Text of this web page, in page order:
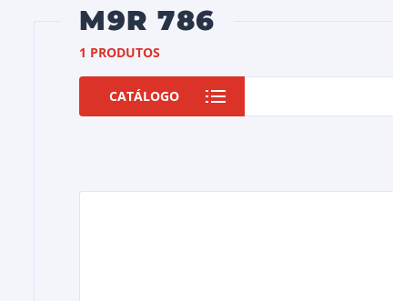
M9R 786
1 PRODUTOS
CATÁLOGO